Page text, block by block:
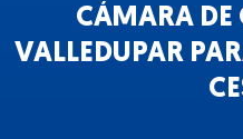
CÁMARA DE
VALLEDUPAR